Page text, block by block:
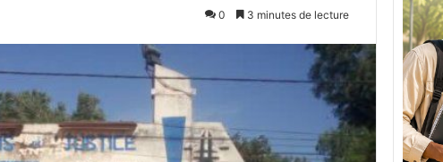
0 3 minutes de lecture